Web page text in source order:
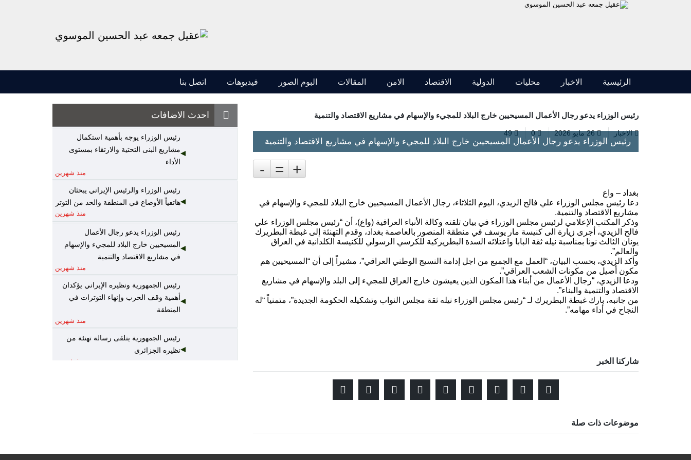
الرئيسية الاخبار محليات الدولية الاقتصاد الامن المقالات البوم الصور فيديوهات اتصل بنا
رئيس الوزراء يدعو رجال الأعمال المسيحيين خارج البلاد للمجيء والإسهام في مشاريع الاقتصاد والتنمية
الاخبار 26 مايو 2026 0
49
رئيس الوزراء يدعو رجال الأعمال المسيحيين خارج البلاد للمجيء والإسهام في مشاريع الاقتصاد والتنمية
+
=
-
بغداد – واع
دعا رئيس مجلس الوزراء علي فالح الزيدي، اليوم الثلاثاء، رجال الأعمال المسيحيين خارج البلاد للمجيء والإسهام في
مشاريع الاقتصاد والتنمية.
وذكر المكتب الإعلامي لرئيس مجلس الوزراء في بيان تلقته وكالة الأنباء العراقية (واع)، أن “رئيس مجلس الوزراء علي
فالح الزيدي، أجرى زيارة الى كنيسة مار يوسف في منطقة المنصور بالعاصمة بغداد، وقدم التهنئة إلى غبطة البطريرك
يونان الثالث نونا بمناسبة نيله ثقة البابا واعتلائه السدة البطريركية للكرسي الرسولي للكنيسة الكلدانية في العراق
والعالم”.
وأكد الزيدي، بحسب البيان، “العمل مع الجميع من اجل إدامة النسيج الوطني العراقي”، مشيراً إلى أن “المسيحيين هم
مكون أصيل من مكونات الشعب العراقي”.
ودعا الزيدي، “رجال الأعمال من أبناء هذا المكون الذين يعيشون خارج العراق للمجيء إلى البلد والإسهام في مشاريع
الاقتصاد والتنمية والبناء”.
من جانبه، بارك غبطة البطريرك لـ “رئيس مجلس الوزراء نيله ثقة مجلس النواب وتشكيله الحكومة الجديدة”، متمنياً “له
النجاح في أداء مهامه”.
شاركنا الخبر
موضوعات ذات صلة
احدث الاضافات
رئيس الوزراء يوجه بأهمية استكمال
مشاريع البنى التحتية والارتقاء بمستوى
الأداء
منذ شهرين
رئيس الوزراء والرئيس الإيراني يبحثان
هاتفياً الأوضاع في المنطقة والحد من التوتر
منذ شهرين
رئيس الوزراء يدعو رجال الأعمال
المسيحيين خارج البلاد للمجيء والإسهام
في مشاريع الاقتصاد والتنمية
منذ شهرين
رئيس الجمهورية ونظيره الإيراني يؤكدان
أهمية وقف الحرب وإنهاء التوترات في
المنطقة
منذ شهرين
رئيس الجمهورية يتلقى رسالة تهنئة من
نظيره الجزائري
منذ شهرين